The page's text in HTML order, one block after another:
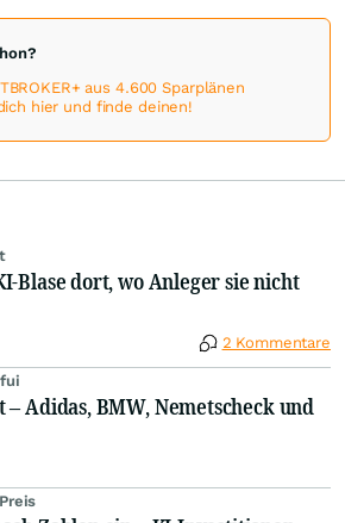
aus 4.600 Sparplänen
hier und finde deinen!
Blase dort, wo Anleger sie nicht
2 Kommentare
Adidas, BMW, Nemetscheck und